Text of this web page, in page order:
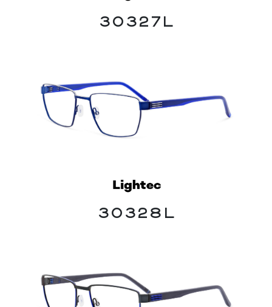
30327L
30328L